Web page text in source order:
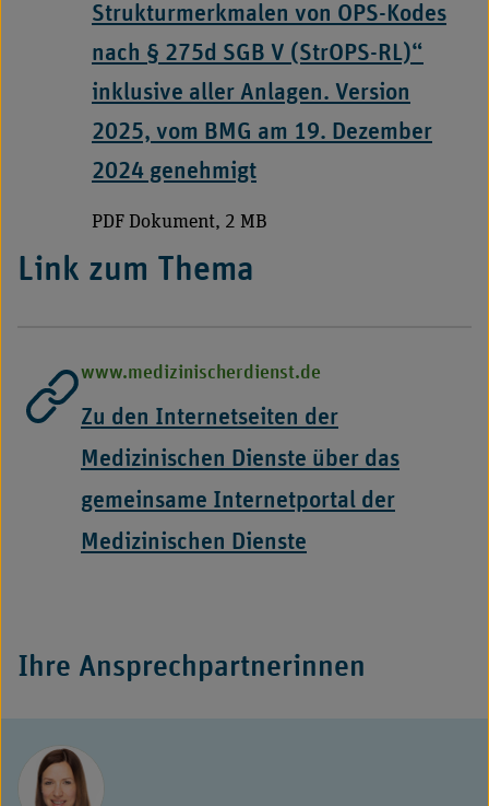
Strukturmerkmalen von OPS-Kodes
nach § 275d SGB V (StrOPS-RL)“
inklusive aller Anlagen. Version
2025, vom BMG am 19. Dezember
2024 genehmigt
PDF Dokument, 2 MB
Link zum Thema
www.medizinischerdienst.de
Zu den Internetseiten der
Medizinischen Dienste über das
gemeinsame Internetportal der
Medizinischen Dienste
Link,
neuem
Ihre Ansprechpartnerinnen